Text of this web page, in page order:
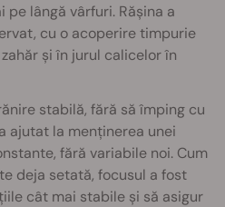
pe lângă vârfuri. Rășina a
cu o acoperire timpurie
și în jurul calicelor în
stabilă, fără să împing cu
ajutat la menținerea unei
fără variabile noi. Cum
deja setată, focusul a fost
cât mai stabile și să asigur